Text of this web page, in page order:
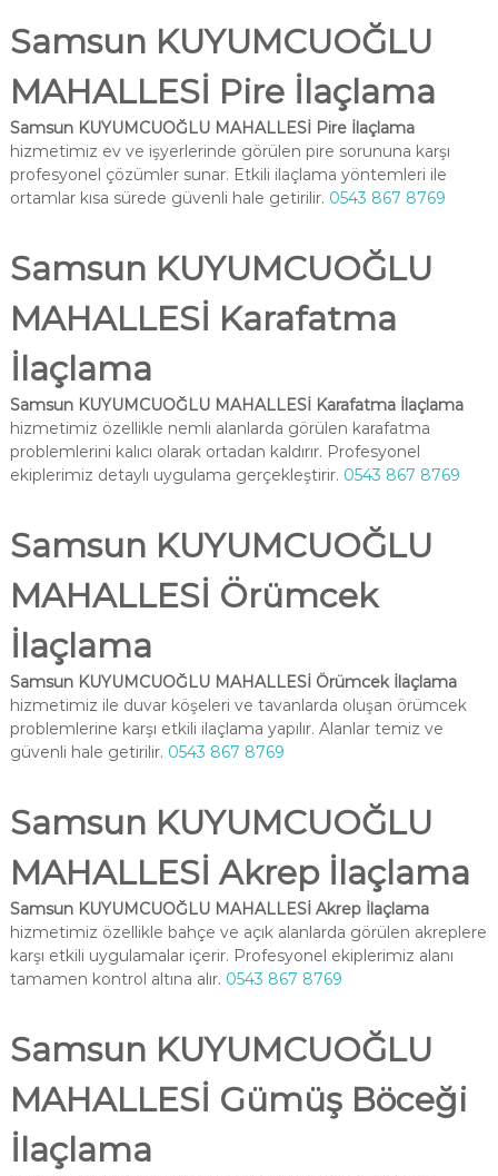
Samsun KUYUMCUOĞLU
MAHALLESİ Pire İlaçlama
Samsun KUYUMCUOĞLU MAHALLESİ Pire İlaçlama
hizmetimiz ev ve işyerlerinde görülen pire sorununa karşı
profesyonel çözümler sunar. Etkili ilaçlama yöntemleri ile
ortamlar kısa sürede güvenli hale getirilir. 0543 867 8769
Samsun KUYUMCUOĞLU
MAHALLESİ Karafatma
İlaçlama
Samsun KUYUMCUOĞLU MAHALLESİ Karafatma İlaçlama
hizmetimiz özellikle nemli alanlarda görülen karafatma
problemlerini kalıcı olarak ortadan kaldırır. Profesyonel
ekiplerimiz detaylı uygulama gerçekleştirir. 0543 867 8769
Samsun KUYUMCUOĞLU
MAHALLESİ Örümcek
İlaçlama
Samsun KUYUMCUOĞLU MAHALLESİ Örümcek İlaçlama
hizmetimiz ile duvar köşeleri ve tavanlarda oluşan örümcek
problemlerine karşı etkili ilaçlama yapılır. Alanlar temiz ve
güvenli hale getirilir. 0543 867 8769
Samsun KUYUMCUOĞLU
MAHALLESİ Akrep İlaçlama
Samsun KUYUMCUOĞLU MAHALLESİ Akrep İlaçlama
hizmetimiz özellikle bahçe ve açık alanlarda görülen akreplere
karşı etkili uygulamalar içerir. Profesyonel ekiplerimiz alanı
tamamen kontrol altına alır. 0543 867 8769
Samsun KUYUMCUOĞLU
MAHALLESİ Gümüş Böceği
İlaçlama